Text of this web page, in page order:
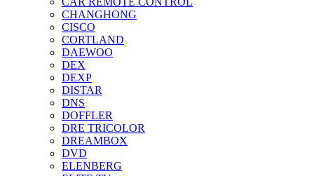
CHANGHONG
CISCO
CORTLAND
DAEWOO
DEX
DEXP
DISTAR
DNS
DOFFLER
DRE TRICOLOR
DREAMBOX
DVD
ELENBERG